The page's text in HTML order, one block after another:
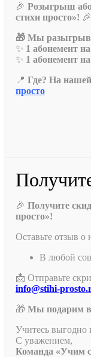
🎉 Розыгрыш
стихи просто»! 🎉
🎁 Мы
✨ 1 абонемент
✨ 1 абонемент
📍 Где? На
просто
🎉 Получите
просто»!
Оставьте отзыв
В любой
📩 Отправьте
info@stihi-
🎁 Мы подарим
Учитесь выгодно
С уважением,
Команда «Учим